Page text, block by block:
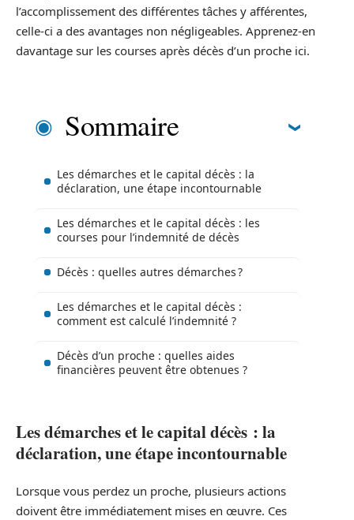
l’accomplissement des différentes tâches y afférentes,
celle-ci a des avantages non négligeables. Apprenez-en
davantage sur les courses après décès d’un proche ici.
Sommaire
Les démarches et le capital décès : la
déclaration, une étape incontournable
Les démarches et le capital décès : les
courses pour l’indemnité de décès
Décès : quelles autres démarches ?
Les démarches et le capital décès :
comment est calculé l’indemnité ?
Décès d’un proche : quelles aides
financières peuvent être obtenues ?
Les démarches et le capital décès : la
déclaration, une étape incontournable
Lorsque vous perdez un proche, plusieurs actions
doivent être immédiatement mises en œuvre. Ces